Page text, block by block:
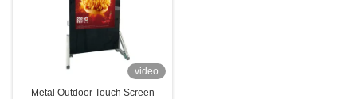
video
Metal Outdoor Touch Screen